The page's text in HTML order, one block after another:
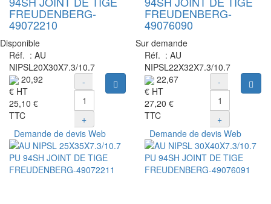
FREUDENBERG-
49072210
Disponible
Réf. : AU
NIPSL20X30X7.3/10.7
20,92
€ HT
25,10 €
TTC
-
+
Ajouter au panier
FREUDENBERG-
49076090
Sur demande
Réf. : AU
NIPSL22X32X7.3/10.7
22,67
€ HT
27,20 €
TTC
-
+
Demande de devis Web Demande de devis Web